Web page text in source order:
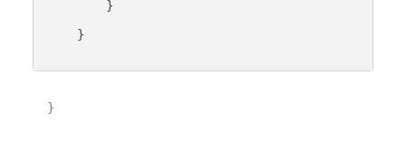
        }
    }
}